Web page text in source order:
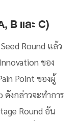
B และ C)
Round แล้ว
ของ
Point ของผู้
ดังกล่าวจะทำการ
Round อัน